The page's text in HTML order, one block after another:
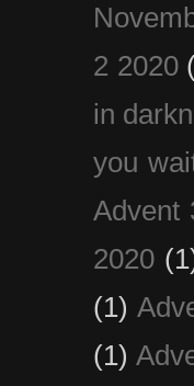
2 2020
in
you
Advent
2020
(1)
(1)